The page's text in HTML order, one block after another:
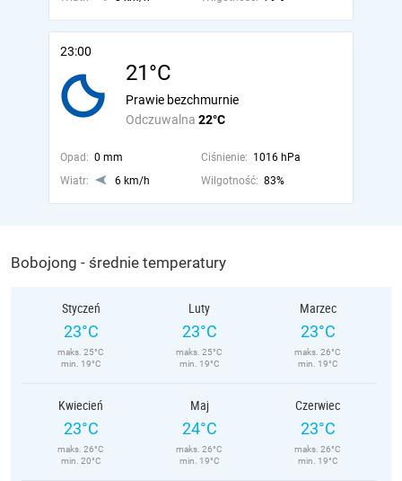
23:00
21°C
Odczuwalna 22°C
Prawie bezchmurnie
Opad: 0 mm Ciśnienie: 1016 hPa
Wiatr:
6 km/h Wilgotność: 83%
Bobojong - średnie temperatury
Styczeń
23°C
maks. 25°C
min. 19°C
Luty
23°C
maks. 25°C
min. 19°C
Marzec
23°C
maks. 26°C
min. 19°C
Kwiecień
23°C
maks. 26°C
min. 20°C
Maj
24°C
maks. 26°C
min. 19°C
Czerwiec
23°C
maks. 26°C
min. 19°C